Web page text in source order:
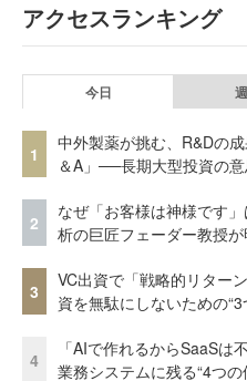
アクセスランキング
今日
1
中外製薬が挑む、R&Dの
＆A」──長期大型投資の
2
なぜ「お客様は神様です
析の巨匠フェーダー教授
3
VC出資で「戦略的リター
資を無駄にしないための“3
4
「AIで作れるからSaaSは
業務システムに残る“4つの